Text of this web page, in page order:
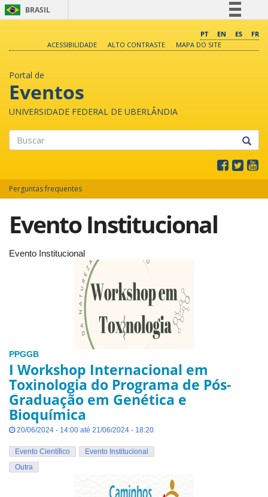
BRASIL
Comunica BR
PT EN ES
FR
ACESSIBILIDADE
ALTO CONTRASTE MAPA DO SITE
Portal de
Eventos
UNIVERSIDADE FEDERAL DE UBERLÂNDIA
Perguntas frequentes
Evento Institucional
Evento Institucional
PPGGB
I Workshop Internacional em
Toxinologia do Programa de Pós-
Graduação em Genética e
Bioquímica
20/06/2024 - 14:00 até 21/06/2024 - 18:20
Evento Científico
Evento Institucional
Outra